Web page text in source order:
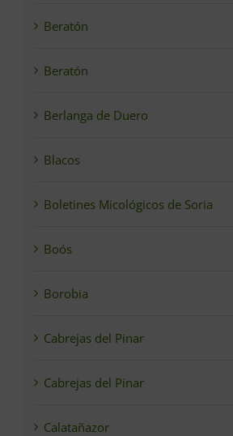
Beratón
Beratón
Berlanga de Duero
Blacos
Boletines Micológicos de Soria
Boós
Borobia
Cabrejas del Pinar
Cabrejas del Pinar
Calatañazor